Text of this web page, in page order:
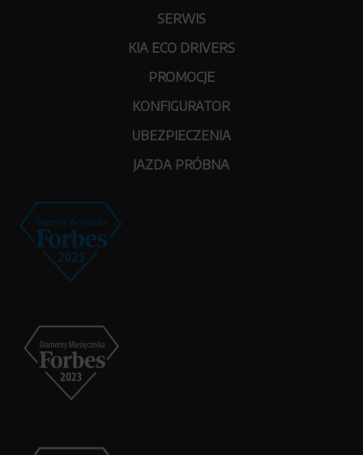
SERWIS
KIA ECO DRIVERS
PROMOCJE
KONFIGURATOR
UBEZPIECZENIA
JAZDA PRÓBNA